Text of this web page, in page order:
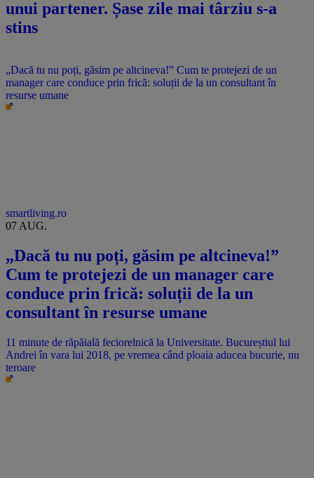
unui partener. Șase zile mai târziu s-a
stins
„Dacă tu nu poți, găsim pe altcineva!” Cum te protejezi de un
manager care conduce prin frică: soluții de la un consultant în
resurse umane
smartliving.ro
07 AUG.
„Dacă tu nu poți, găsim pe altcineva!”
Cum te protejezi de un manager care
conduce prin frică: soluții de la un
consultant în resurse umane
11 minute de răpăială feciorelnică la Universitate. Bucureștiul lui
Andrei în vara lui 2018, pe vremea când ploaia aducea bucurie, nu
teroare